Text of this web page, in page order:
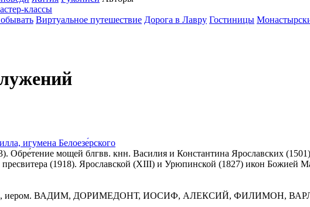
классы
Виртуальное путешествие Дорога в Лавру Гостиницы
игумена Белоезе́рского
Обре́тение мощей блгвв. кнн. Василия и Константина Ярославских
(1918). Ярославской (XIII) и Урюпинской (1827) икон Божией
иером. ВАДИМ, ДОРИМЕДОНТ, ИОСИФ, АЛЕКСИЙ, ФИЛИМОН,